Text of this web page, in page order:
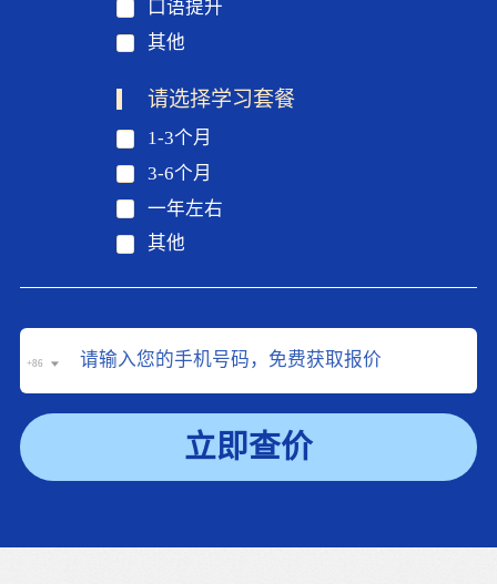
口语提升
其他
请选择学习套餐
1-3个月
3-6个月
一年左右
其他
+86
立即查价